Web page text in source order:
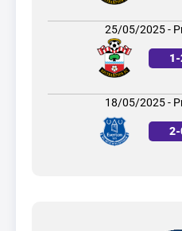
25/05/2025 -
1-
18/05/2025 -
2-